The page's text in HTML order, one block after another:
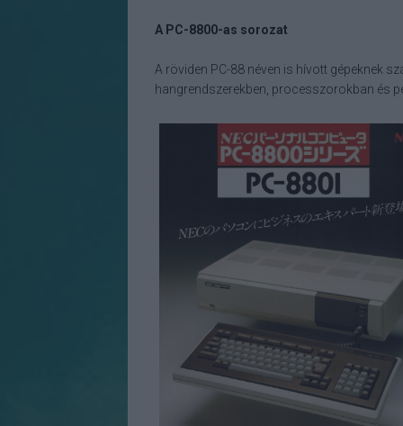
A PC-8800-as sorozat
A röviden PC-88 néven is hívott gépeknek
hangrendszerekben, processzorokban és